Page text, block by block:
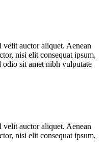
auctor aliquet. Aenean
nisi elit consequat ipsum,
odio sit amet nibh vulputate
auctor aliquet. Aenean
nisi elit consequat ipsum,